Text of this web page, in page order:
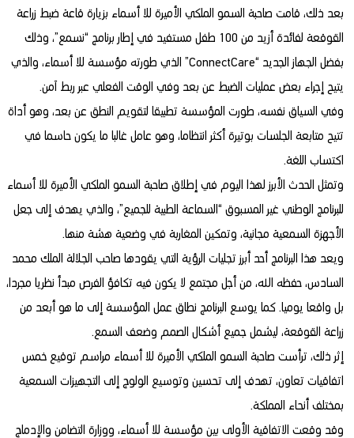
بعد ذلك، قامت صاحبة السمو الملكي الأميرة للا أسماء بزيارة قاعة ضبط زراعة
القوقعة لفائدة أزيد من 100 طفل مستفيد في إطار برنامج “نسمع”، وذلك
بفضل الجهاز الجديد “ConnectCare” الذي طورته مؤسسة للا أسماء، والذي
يتيح إجراء بعض عمليات الضبط عن بعد وفي الوقت الفعلي عبر ربط آمن.
وفي السياق نفسه، طورت المؤسسة تطبيقا لتقويم النطق عن بعد، وهو أداة
تتيح متابعة الجلسات بوتيرة أكثر انتظاما، وهو عامل غالبا ما يكون حاسما في
اكتساب اللغة.
وتمثل الحدث الأبرز لهذا اليوم في إطلاق صاحبة السمو الملكي الأميرة للا أسماء
للبرنامج الوطني غير المسبوق “السماعة الطبية للجميع”، والذي يهدف إلى جعل
الأجهزة السمعية مجانية، وتمكين المغاربة في وضعية هشة منها.
ويعد هذا البرنامج أحد أبرز تجليات الرؤية التي يقودها صاحب الجلالة الملك محمد
السادس، حفظه الله، من أجل مجتمع لا يكون فيه تكافؤ الفرص مبدأ نظريا مجردا،
بل واقعا يوميا. كما يوسع البرنامج نطاق عمل المؤسسة إلى ما هو أبعد من
زراعة القوقعة، ليشمل جميع أشكال الصمم وضعف السمع.
إثر ذلك، ترأست صاحبة السمو الملكي الأميرة للا أسماء مراسم توقيع خمس
اتفاقيات تعاون، تهدف إلى تحسين وتوسيع الولوج إلى التجهيزات السمعية
بمختلف أنحاء المملكة.
وقد وقعت الاتفاقية الأولى بين مؤسسة للا أسماء، ووزارة التضامن والإدماج